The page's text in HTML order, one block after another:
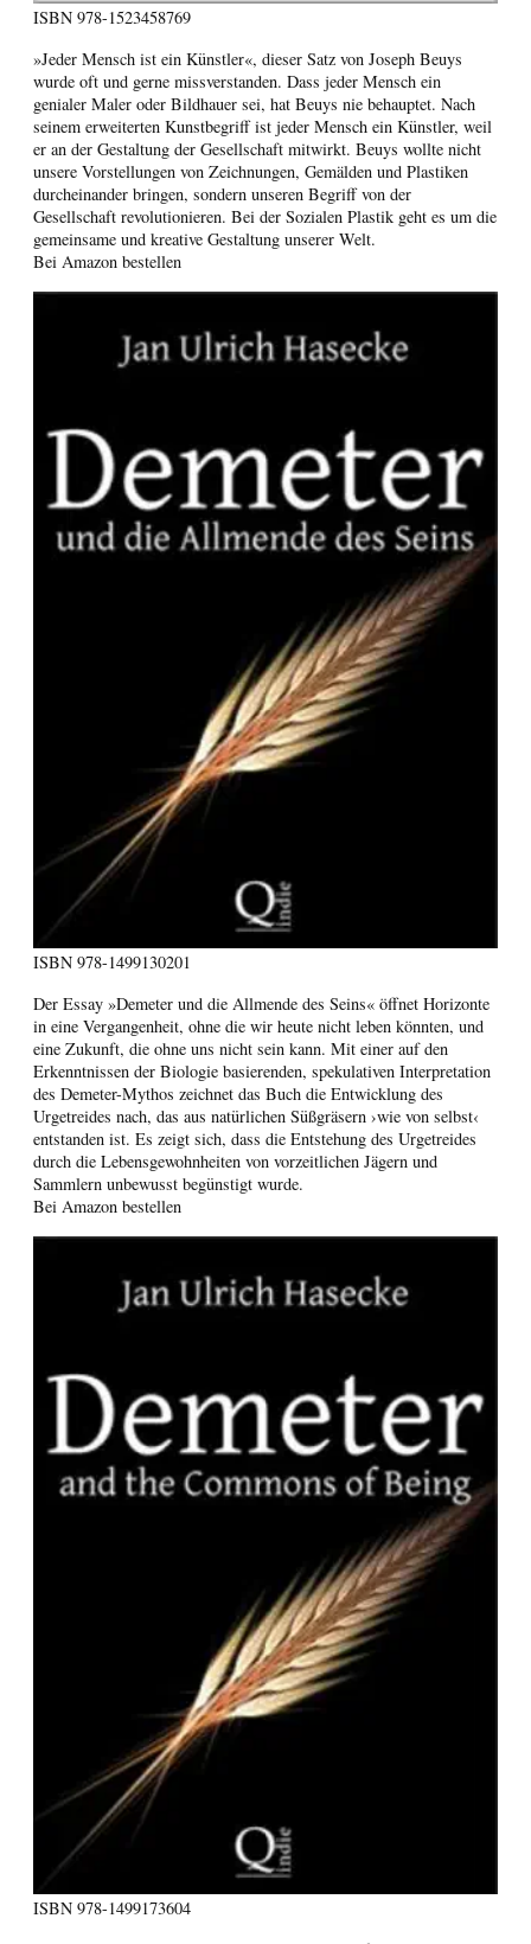
ISBN 978-1523458769
»Jeder Mensch ist ein Künstler«, dieser Satz von Joseph Beuys
wurde oft und gerne missverstanden. Dass jeder Mensch ein
genialer Maler oder Bildhauer sei, hat Beuys nie behauptet. Nach
seinem erweiterten Kunstbegriff ist jeder Mensch ein Künstler, weil
er an der Gestaltung der Gesellschaft mitwirkt. Beuys wollte nicht
unsere Vorstellungen von Zeichnungen, Gemälden und Plastiken
durcheinander bringen, sondern unseren Begriff von der
Gesellschaft revolutionieren. Bei der Sozialen Plastik geht es um die
gemeinsame und kreative Gestaltung unserer Welt.
Bei Amazon bestellen
ISBN 978-1499130201
Der Essay »Demeter und die Allmende des Seins« öffnet Horizonte
in eine Vergangenheit, ohne die wir heute nicht leben könnten, und
eine Zukunft, die ohne uns nicht sein kann. Mit einer auf den
Erkenntnissen der Biologie basierenden, spekulativen Interpretation
des Demeter-Mythos zeichnet das Buch die Entwicklung des
Urgetreides nach, das aus natürlichen Süßgräsern ›wie von selbst‹
entstanden ist. Es zeigt sich, dass die Entstehung des Urgetreides
durch die Lebensgewohnheiten von vorzeitlichen Jägern und
Sammlern unbewusst begünstigt wurde.
Bei Amazon bestellen
ISBN 978-1499173604